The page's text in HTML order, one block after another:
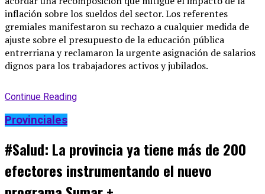
inflación sobre los sueldos del sector. Los referentes
gremiales manifestaron su rechazo a cualquier medida de
ajuste sobre el presupuesto de la educación pública
entrerriana y reclamaron la urgente asignación de salarios
dignos para los trabajadores activos y jubilados.
Continue Reading
Provinciales
#Salud: La provincia ya tiene más de 200
efectores instrumentando el nuevo